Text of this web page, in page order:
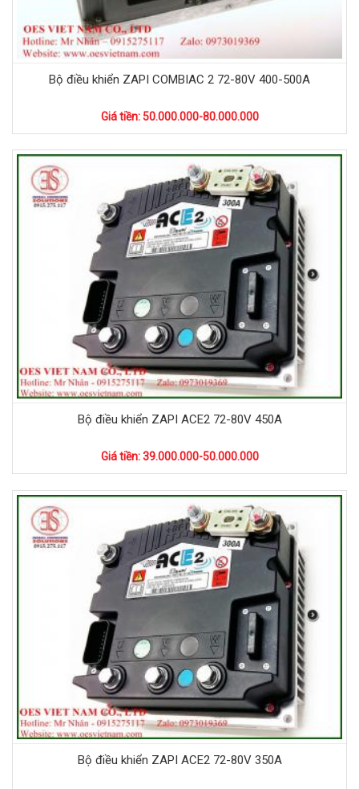
Bộ điều khiển ZAPI COMBIAC 2 72-80V 400-500A
Giá tiền: 50.000.000-80.000.000
Bộ điều khiển ZAPI ACE2 72-80V 450A
Giá tiền: 39.000.000-50.000.000
Bộ điều khiển ZAPI ACE2 72-80V 350A